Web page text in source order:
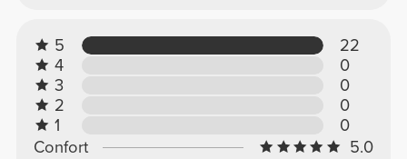
5
22
4
0
3
0
2
0
1
0
Confort
5.0